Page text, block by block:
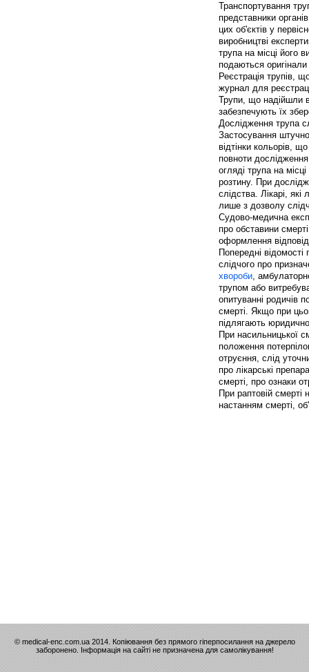
Транспортування
представники
цих об'єктів у
виробництві
трупа на місці його
подаються
Реєстрація трупів,
журнал для
Трупи, що надійшли
забезпечують їх
Дослідження трупа
Застосування
відтінки кольорів,
повноти
огляді трупа на
розтину. При
слідства. Лікарі,
лише з дозволу
Судово-медична
про обставини
оформлення
Попередні
слідчого про
хвороби,
трупом або
опитуванні родичів
смерті. Якщо при
підлягають
При насильницької
положення
отруєння, слід
про лікарські
смерті, про ознаки
При раптовій смерті
настанням смерті,
© medical-enc.com.ua 2014. Копіювання без прямого гіперпосилання на джерело
заборонено. Інформація на сайті не призначена для самолікування!